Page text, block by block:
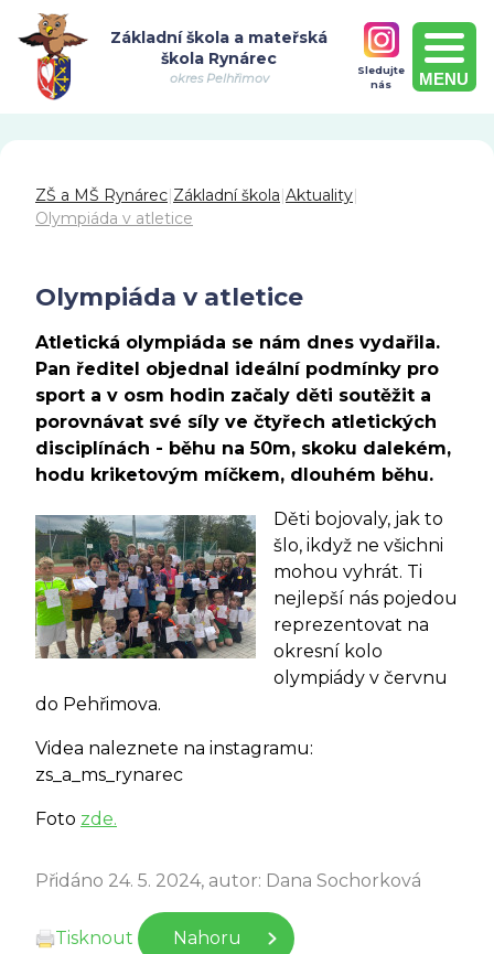
Základní škola a mateřská
škola Rynárec
okres Pelhřimov
Sledujte
nás
MENU
ZŠ a MŠ Rynárec|Základní škola|Aktuality|
Olympiáda v atletice
Olympiáda v atletice
Atletická olympiáda se nám dnes vydařila.
Pan ředitel objednal ideální podmínky pro
sport a v osm hodin začaly děti soutěžit a
porovnávat své síly ve čtyřech atletických
disciplínách - běhu na 50m, skoku dalekém,
hodu kriketovým míčkem, dlouhém běhu.
Děti bojovaly, jak to
šlo, ikdyž ne všichni
mohou vyhrát. Ti
nejlepší nás pojedou
reprezentovat na
okresní kolo
olympiády v červnu
do Pehřimova.
Videa naleznete na instagramu:
zs_a_ms_rynarec
Foto zde.
Přidáno 24. 5. 2024, autor: Dana Sochorková
Tisknout Nahoru